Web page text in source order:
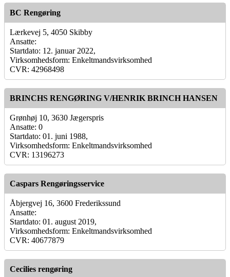
BC Rengøring
Lærkevej 5, 4050 Skibby
Ansatte:
Startdato: 12. januar 2022,
Virksomhedsform: Enkeltmandsvirksomhed
CVR: 42968498
BRINCHS RENGØRING V/HENRIK BRINCH HANSEN
Grønhøj 10, 3630 Jægerspris
Ansatte: 0
Startdato: 01. juni 1988,
Virksomhedsform: Enkeltmandsvirksomhed
CVR: 13196273
Caspars Rengøringsservice
Åbjergvej 16, 3600 Frederikssund
Ansatte:
Startdato: 01. august 2019,
Virksomhedsform: Enkeltmandsvirksomhed
CVR: 40677879
Cecilies rengøring